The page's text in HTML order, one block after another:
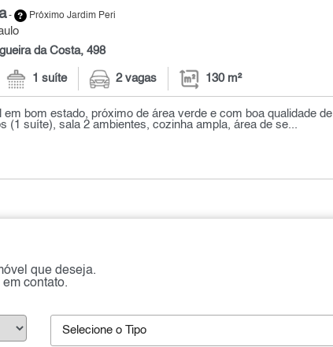
- Próximo Jardim Peri
da Costa, 498
1 suíte 2 vagas 130 m²
em bom estado, próximo de área verde e com boa qualidade de
(1 suíte), sala 2 ambientes, cozinha ampla, área de se...
que deseja.
contato.
Selecione o Tipo